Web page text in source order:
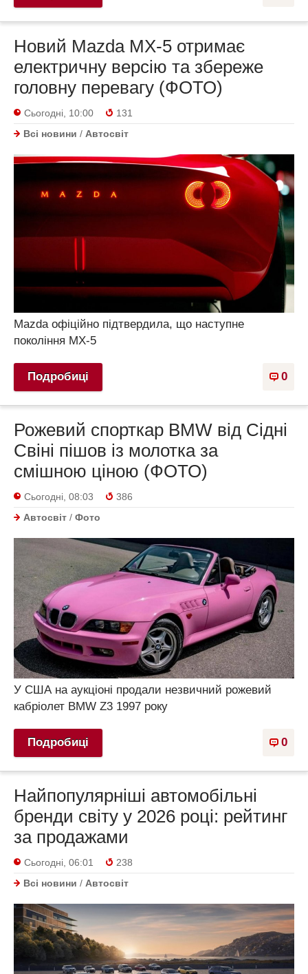
Новий Mazda MX-5 отримає
електричну версію та збереже
головну перевагу (ФОТО)
Сьогодні, 10:00
131
Всі новини / Автосвіт
Mazda офіційно підтвердила, що наступне
покоління MX-5
0
Подробиці
Рожевий спорткар BMW від Сідні
Свіні пішов із молотка за
смішною ціною (ФОТО)
Сьогодні, 08:03
386
Автосвіт / Фото
У США на аукціоні продали незвичний рожевий
кабріолет BMW Z3 1997 року
0
Подробиці
Найпопулярніші автомобільні
бренди світу у 2026 році: рейтинг
за продажами
Сьогодні, 06:01
238
Всі новини / Автосвіт